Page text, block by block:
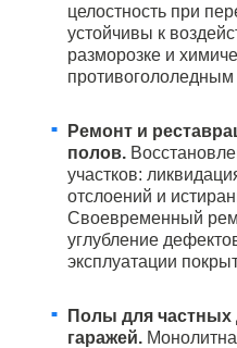
целостность при
устойчивы к
разморозке и
противогололедным
Ремонт и
полов.
участков:
отслоений и
Своевременный
углубление
эксплуатации
Полы для частных
гаражей.